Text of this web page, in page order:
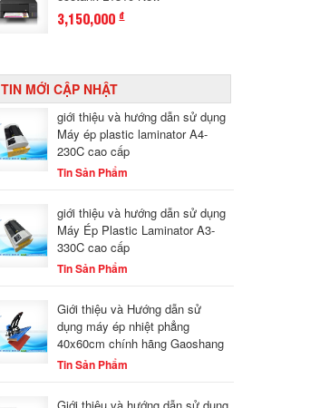
3,150,000đ
TIN MỚI CẬP NHẬT
giới thiệu và hướng dẫn sử dụng
Máy ép plastic laminator A4-
230C cao cấp
Tin Sản Phẩm
giới thiệu và hướng dẫn sử dụng
Máy Ép Plastic Laminator A3-
330C cao cấp
Tin Sản Phẩm
Giới thiệu và Hướng dẫn sử
dụng máy ép nhiệt phẳng
40x60cm chính hãng Gaoshang
Tin Sản Phẩm